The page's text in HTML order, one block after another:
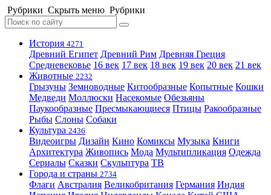
Рубрики Скрыть меню Рубрики
История 4271
Древний Египет Древний Рим Древняя Греция
Средневековье 16 век 17 век 18 век 19 век 20 век 21 век
Животные 2232
Грызуны Земноводные Китообразные Копытные Кошки
Медведи Моллюски Насекомые Обезьяны
Паукообразные Пресмыкающиеся Птицы Ракообразные
Рыбы Слоны Собаки
Культура 2436
Видеоигры Дизайн Кино Комиксы Музыка Книги
Архитектура Живопись Мода Мультипликация Одежда
Сериалы Сказки Скульптура ТВ
Города и страны 2734
Флаги Австралия Великобритания Германия Индия